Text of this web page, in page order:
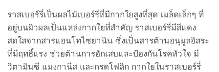
ราสเบอร์รี่เป็นผลไม้เบอร์รี่ที่มีกากใยสูงที่สุด เมล็ดเล็กๆ ที่
อยู่บนผิวผลเป็นแหล่งกากใยที่สำคัญ ราสเบอร์รี่มีสีแดง
สดใสจากสารแอนโทไซยานิน ซึ่งเป็นสารต้านอนุมูลอิสระ
ที่มีฤทธิ์แรง ช่วยต้านการอักเสบและป้องกันโรคหัวใจ มี
วิตามินซี แมงกานีส และกรดโฟลิก กากใยในราสเบอร์รี่